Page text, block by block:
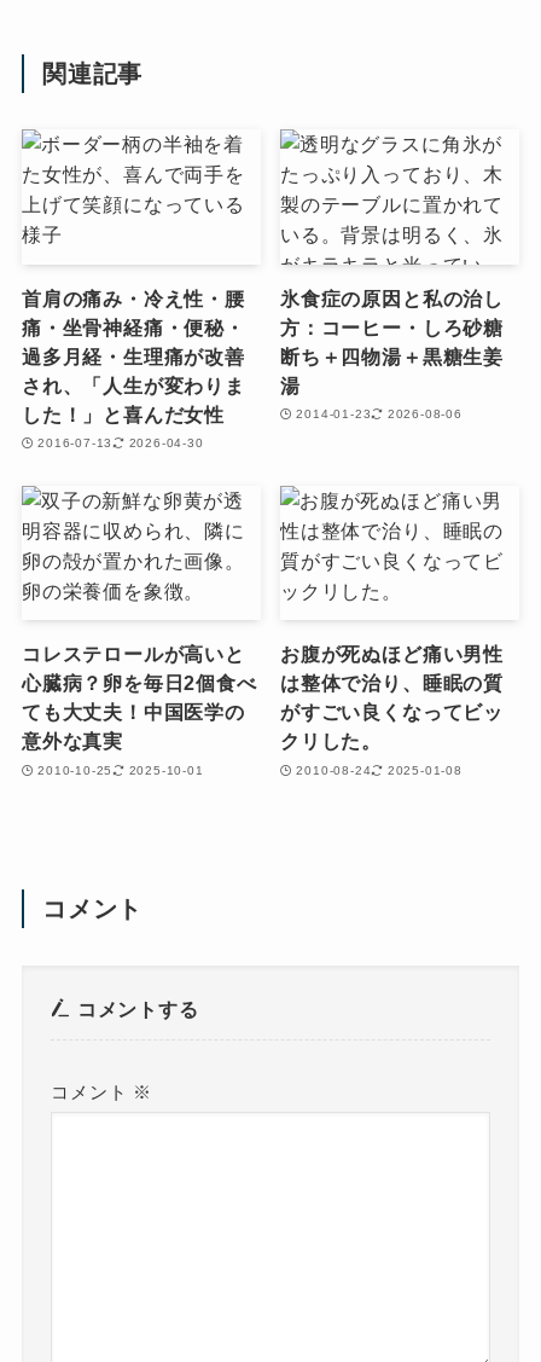
関連記事
首肩の痛み・冷え性・腰
痛・坐骨神経痛・便秘・
過多月経・生理痛が改善
され、「人生が変わりま
した！」と喜んだ女性
2016-07-13 2026-04-30
氷食症の原因と私の治し
方：コーヒー・しろ砂糖
断ち＋四物湯＋黒糖生姜
湯
2014-01-23 2026-08-06
コレステロールが高いと
心臓病？卵を毎日2個食べ
ても大丈夫！中国医学の
意外な真実
2010-10-25 2025-10-01
お腹が死ぬほど痛い男性
は整体で治り、睡眠の質
がすごい良くなってビッ
クリした。
2010-08-24 2025-01-08
コメント
コメントする
コメント ※